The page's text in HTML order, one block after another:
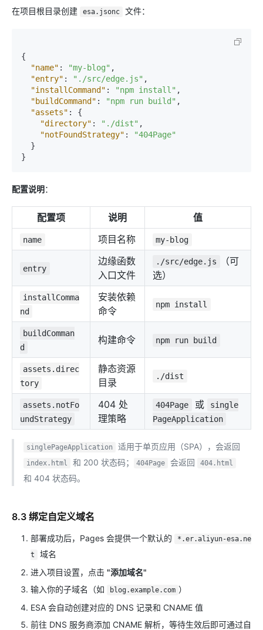
在项目根目录创建 esa.jsonc 文件：
{
"name" : "my-blog" ,
"entry" : "./src/edge.js" ,
"installCommand" : "npm install" ,
"buildCommand" : "npm run build" ,
"assets" :
{
"directory" : "./dist" ,
"notFoundStrategy" :
"404Page"
}
}
配置说明：
配置项 说明 值
name 项目名称 my-blog
entry
边缘函数
入口文件
./src/edge.js
（可
选）
installComma
nd
安装依赖
命令
npm install
buildComman
d
构建命令 npm run build
assets.direc
tory
静态资源
目录
./dist
assets.notFo
undStrategy
404 处
理策略
404Page 或
single
PageApplication
singlePageApplication 适用于单页应用（SPA），会返回
index.html 和 200 状态码； 404Page 会返回 404.html
和 404 状态码。
8.3 绑定自定义域名
部署成功后，Pages 会提供一个默认的
*.er.aliyun-esa.ne
t
域名
进入项目设置，点击 "添加域名"
输入你的子域名（如
blog.example.com ）
ESA 会自动创建对应的 DNS 记录和 CNAME 值
前往 DNS 服务商添加 CNAME 解析，等待生效后即可通过自